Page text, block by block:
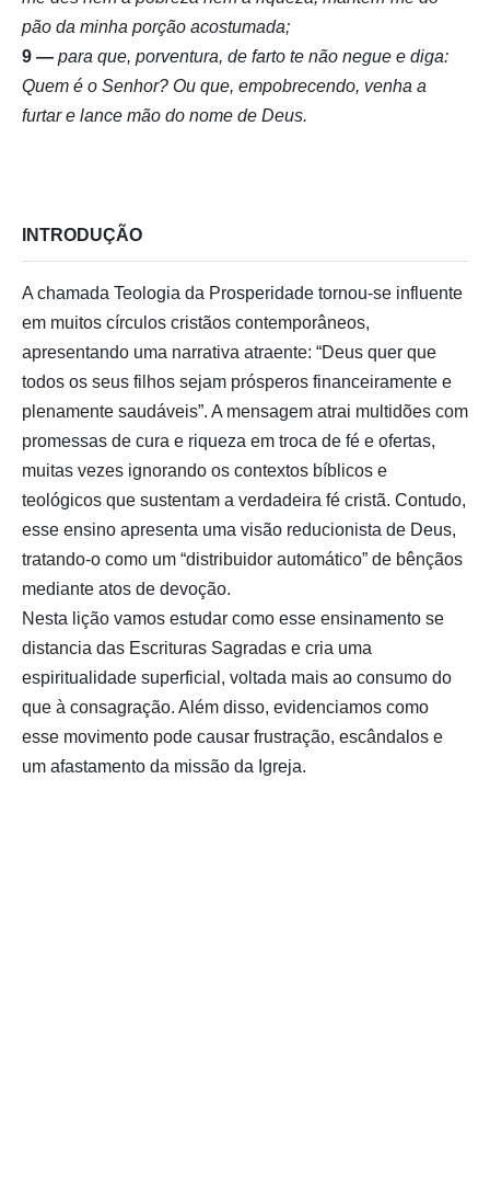
pão da minha porção acostumada;
9 — para que, porventura, de farto te não negue e diga:
Quem é o Senhor? Ou que, empobrecendo, venha a
furtar e lance mão do nome de Deus.
INTRODUÇÃO
A chamada Teologia da Prosperidade tornou-se influente
em muitos círculos cristãos contemporâneos,
apresentando uma narrativa atraente: “Deus quer que
todos os seus filhos sejam prósperos financeiramente e
plenamente saudáveis”. A mensagem atrai multidões com
promessas de cura e riqueza em troca de fé e ofertas,
muitas vezes ignorando os contextos bíblicos e
teológicos que sustentam a verdadeira fé cristã. Contudo,
esse ensino apresenta uma visão reducionista de Deus,
tratando-o como um “distribuidor automático” de bênçãos
mediante atos de devoção.
Nesta lição vamos estudar como esse ensinamento se
distancia das Escrituras Sagradas e cria uma
espiritualidade superficial, voltada mais ao consumo do
que à consagração. Além disso, evidenciamos como
esse movimento pode causar frustração, escândalos e
um afastamento da missão da Igreja.